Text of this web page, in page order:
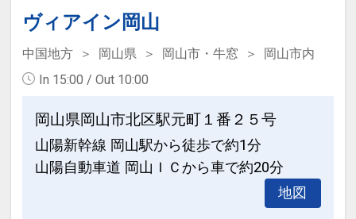
ヴィアイン岡山
中国地方 岡山県 岡山市・牛窓
岡山市内
In 15:00 / Out 10:00
岡山県岡山市北区駅元町１番２５号
山陽新幹線 岡山駅から徒歩で約1分
山陽自動車道 岡山ＩＣから車で約20分
地図